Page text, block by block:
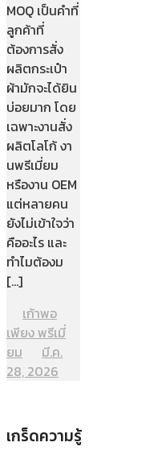
MOQ เป็นคำที่
ลูกค้าที่
ต้องการสั่ง
ผลิตกระเป๋า
ผ้ามักจะได้ยิน
บ่อยมาก โดย
เฉพาะงานสั่ง
ผลิตโลโก้ งา
นพรีเมี่ยม
หรืองาน OEM
แต่หลายคน
ยังไม่เข้าใจว่า
คืออะไร และ
ทำไมต้องม
[…]
เก้าพอ
เพียง พรีเมี่
ยม
มี.ค.
28, 2026
เกร็ดความรู้